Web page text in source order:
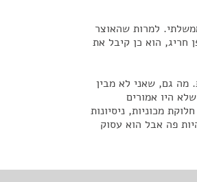
למרות שהאוצר
הוא כן קיבל את
מה גם, שאני לא מבין
היו אמורים
מכוניות, ניסיונות
פה אבל הוא עסוק